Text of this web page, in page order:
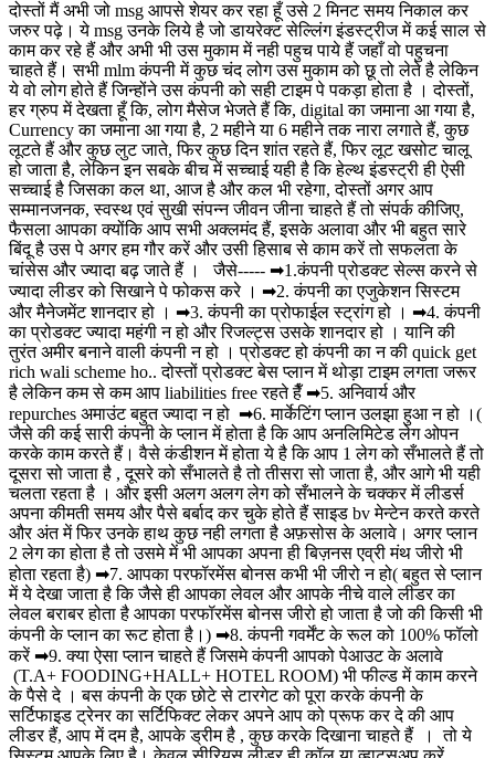
दोस्तों मैं अभी जो msg आपसे शेयर कर रहा हूँ उसे 2 मिनट समय निकाल कर
जरुर पढ़े। ये msg उनके लिये है जो डायरेक्ट सेल्लिंग इंडस्ट्रीज में कई साल से
काम कर रहे हैं और अभी भी उस मुकाम में नही पहुच पाये हैं जहाँ वो पहुचना
चाहते हैं। सभी mlm कंपनी में कुछ चंद लोग उस मुकाम को छू तो लेते है लेकिन
ये वो लोग होते हैं जिन्होंने उस कंपनी को सही टाइम पे पकड़ा होता है । दोस्तों,
हर ग्रुप में देखता हूँ कि, लोग मैसेज भेजते हैं कि, digital का जमाना आ गया है,
Currency का जमाना आ गया है, 2 महीने या 6 महीने तक नारा लगाते हैं, कुछ
लूटते हैं और कुछ लुट जाते, फिर कुछ दिन शांत रहते हैं, फिर लूट खसोट चालू
हो जाता है, लेकिन इन सबके बीच में सच्चाई यही है कि हेल्थ इंडस्ट्री ही ऐसी
सच्चाई है जिसका कल था, आज है और कल भी रहेगा, दोस्तों अगर आप
सम्मानजनक, स्वस्थ एवं सुखी संपन्न जीवन जीना चाहते हैं तो संपर्क कीजिए,
फैसला आपका क्योंकि आप सभी अक्लमंद हैं, इसके अलावा और भी बहुत सारे
बिंदू है उस पे अगर हम गौर करें और उसी हिसाब से काम करें तो सफलता के
चांसेस और ज्यादा बढ़ जाते हैं । जैसे----- ➡1.कंपनी प्रोडक्ट सेल्स करने से
ज्यादा लीडर को सिखाने पे फोकस करे । ➡2. कंपनी का एजुकेशन सिस्टम
और मैनेजमेंट शानदार हो । ➡3. कंपनी का प्रोफाईल स्ट्रांग हो । ➡4. कंपनी
का प्रोडक्ट ज्यादा महंगी न हो और रिजल्ट्स उसके शानदार हो । यानि की
तुरंत अमीर बनाने वाली कंपनी न हो । प्रोडक्ट हो कंपनी का न की quick get
rich wali scheme ho.. दोस्तों प्रोडक्ट बेस प्लान में थोड़ा टाइम लगता जरूर
है लेकिन कम से कम आप liabilities free रहते हैँ ➡5. अनिवार्य और
repurches अमाउंट बहुत ज्यादा न हो ➡6. मार्केटिंग प्लान उलझा हुआ न हो ।(
जैसे की कई सारी कंपनी के प्लान में होता है कि आप अनलिमिटेड लेग ओपन
करके काम करते हैं। वैसे कंडीशन में होता ये है कि आप 1 लेग को सँभालते हैं तो
दूसरा सो जाता है , दूसरे को सँभालते है तो तीसरा सो जाता है, और आगे भी यही
चलता रहता है । और इसी अलग अलग लेग को सँभालने के चक्कर में लीडर्स
अपना कीमती समय और पैसे बर्बाद कर चुके होते हैं साइड bv मेन्टेन करते करते
और अंत में फिर उनके हाथ कुछ नही लगता है अफ़सोस के अलावे। अगर प्लान
2 लेग का होता है तो उसमे में भी आपका अपना ही बिज़नस एव्री मंथ जीरो भी
होता रहता है) ➡7. आपका परफॉरमेंस बोनस कभी भी जीरो न हो( बहुत से प्लान
में ये देखा जाता है कि जैसे ही आपका लेवल और आपके नीचे वाले लीडर का
लेवल बराबर होता है आपका परफॉरमेंस बोनस जीरो हो जाता है जो की किसी भी
कंपनी के प्लान का रूट होता है।) ➡8. कंपनी गवर्मेंट के रूल को 100% फॉलो
करें ➡9. क्या ऐसा प्लान चाहते हैं जिसमे कंपनी आपको पेआउट के अलावे
(T.A+ FOODING+HALL+ HOTEL ROOM) भी फील्ड में काम करने
के पैसे दे । बस कंपनी के एक छोटे से टारगेट को पूरा करके कंपनी के
सर्टिफाइड ट्रेनर का सर्टिफिक्ट लेकर अपने आप को प्रूफ कर दे की आप
लीडर हैं, आप में दम है, आपके ड्रीम है , कुछ करके दिखाना चाहते हैं । तो ये